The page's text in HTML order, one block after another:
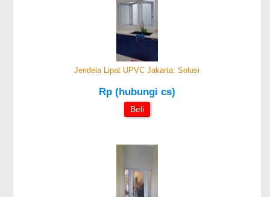
Jendela Lipat UPVC Jakarta: Solusi
Rp (hubungi cs)
Beli